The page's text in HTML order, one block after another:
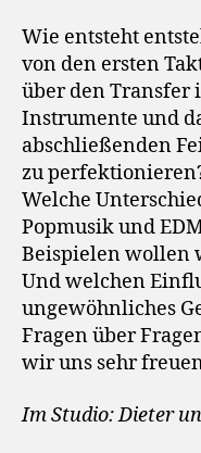
Wie entsteht
von den ersten
über den Transfer
Instrumente und
abschließenden
zu
Welche
Popmusik und
Beispielen wollen
Und welchen
ungewöhnliches
Fragen über
wir uns sehr
Im Studio: Dieter